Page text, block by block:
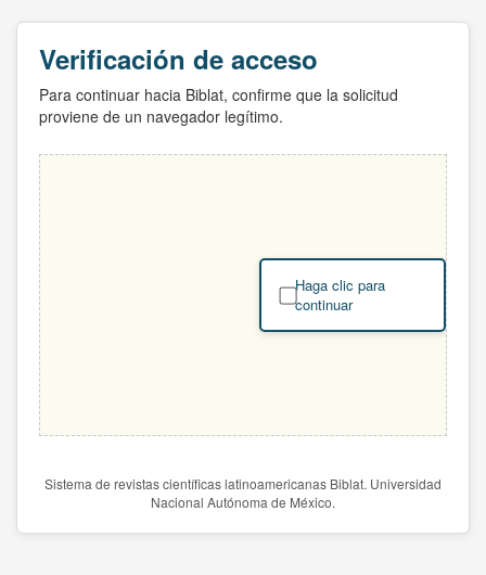
Verificación de acceso
Para continuar hacia Biblat, confirme que la solicitud
proviene de un navegador legítimo.
Haga clic para
continuar
Sistema de revistas científicas latinoamericanas Biblat. Universidad
Nacional Autónoma de México.